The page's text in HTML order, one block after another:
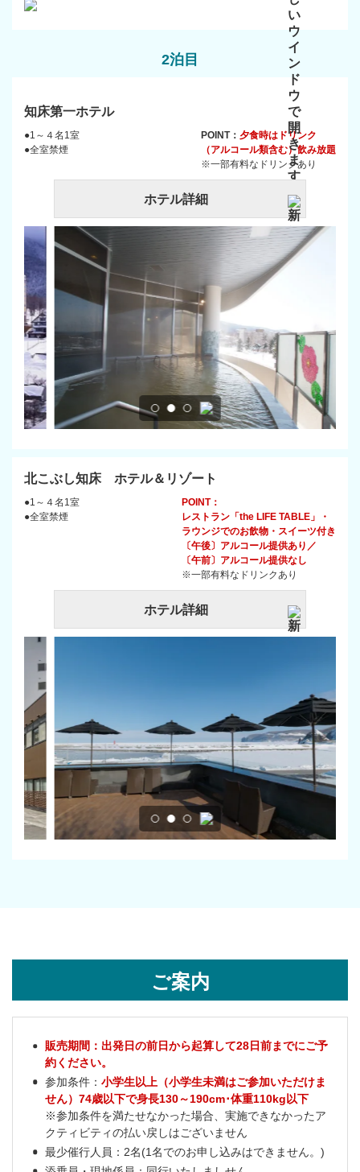
2泊目
知床第一ホテル
●1～４名1室
●全室禁煙
POINT： 夕食時はドリンク
（アルコール類含む）飲み放題
※一部有料なドリンクあり
ホテル詳細
北こぶし知床 ホテル＆リゾート
●1～４名1室
●全室禁煙
POINT：
レストラン「the LIFE TABLE」・
ラウンジでのお飲物・スイーツ付き
〔午後〕アルコール提供あり／
〔午前〕アルコール提供なし
※一部有料なドリンクあり
ホテル詳細
ご案内
販売期間：出発日の前日から起算して28日前までにご予
約ください。
参加条件：小学生以上（小学生未満はご参加いただけま
せん）74歳以下で身長130～190cm･体重110kg以下
※参加条件を満たせなかった場合、実施できなかったア
クティビティの払い戻しはございません
最少催行人員：2名(1名でのお申し込みはできません。)